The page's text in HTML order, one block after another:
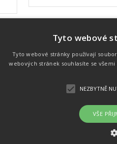
Tato
je bez písemného souhlasu
Tyto webové
Tyto webové stránky používají
webových stránek souhlasíte se
NEZBYTNĚ
VŠE